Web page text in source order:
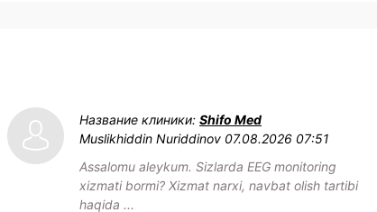
Название клиники: Shifo Med
Muslikhiddin Nuriddinov 07.08.2026 07:51
Assalomu aleykum. Sizlarda EEG monitoring
xizmati bormi? Xizmat narxi, navbat olish tartibi
haqida ...